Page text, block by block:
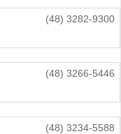
(48) 3282-9300
(48) 3266-5446
(48) 3234-5588